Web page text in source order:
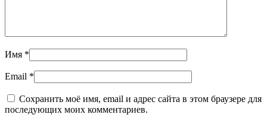
Имя *
Email *
Сохранить моё имя, email и адрес сайта в этом браузере для
последующих моих комментариев.